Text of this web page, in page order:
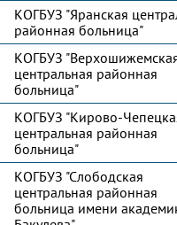
КОГБУЗ "Яранская
районная больница"
КОГБУЗ
центральная районная
больница"
КОГБУЗ "Кирово-
центральная районная
больница"
КОГБУЗ "Слободская
центральная районная
больница имени